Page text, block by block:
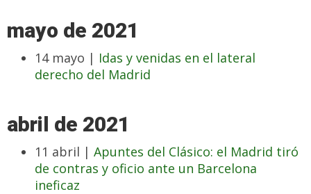
mayo de 2021
14 mayo | Idas y venidas en el lateral
derecho del Madrid
abril de 2021
11 abril | Apuntes del Clásico: el Madrid tiró
de contras y oficio ante un Barcelona
ineficaz